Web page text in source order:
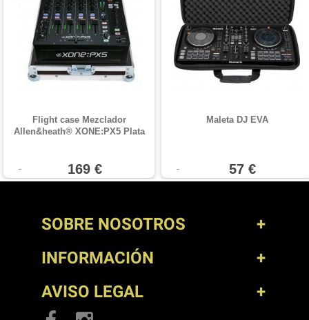
Flight case Mezclador
Allen&heath® XONE:PX5 Plata
169 €
Maleta DJ EVA
57 €
SOBRE NOSOTROS
INFORMACIÓN
AVISO LEGAL